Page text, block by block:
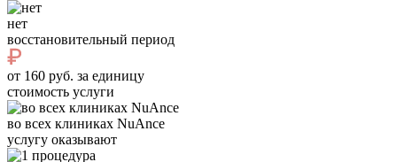
нет
восстановительный период
от 160 руб. за единицу
стоимость услуги
во всех клиниках NuAnce
услугу оказывают